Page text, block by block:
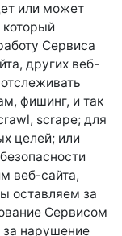
или может
Сервиса
других веб-
фишинг, и так
scrape; для
целей; или
веб-сайта,
оставляем за
Сервисом
нарушение